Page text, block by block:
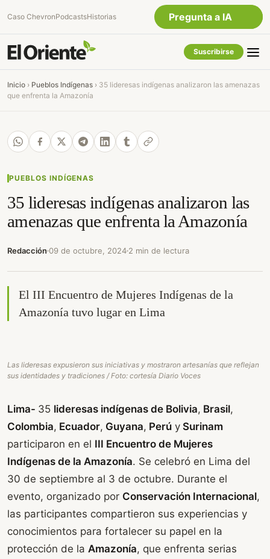
Caso ChevronPodcastsHistorias
Suscribirse
Inicio › Pueblos Indígenas › 35 lideresas indígenas analizaron las amenazas
que enfrenta la Amazonía
PUEBLOS INDÍGENAS
35 lideresas indígenas analizaron las
amenazas que enfrenta la Amazonía
Redacción 09 de octubre, 2024 2 min de lectura
El III Encuentro de Mujeres Indígenas de la
Amazonía tuvo lugar en Lima
Las lideresas expusieron sus iniciativas y mostraron artesanías que reflejan
sus identidades y tradiciones / Foto: cortesía Diario Voces
Lima- 35 lideresas indígenas de Bolivia, Brasil,
Colombia, Ecuador, Guyana, Perú y Surinam
participaron en el III Encuentro de Mujeres
Indígenas de la Amazonía. Se celebró en Lima del
30 de septiembre al 3 de octubre. Durante el
evento, organizado por Conservación Internacional,
las participantes compartieron sus experiencias y
conocimientos para fortalecer su papel en la
protección de la Amazonía, que enfrenta serias
Pregunta a IA
Ecuador